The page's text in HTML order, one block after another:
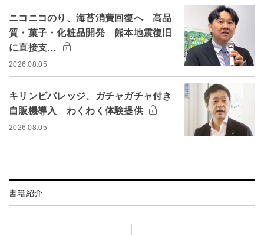
ニコニコのり、海苔消費回復へ 高品
質・菓子・化粧品開発 熊本地震復旧
に直接支…
2026.08.05
キリンビバレッジ、ガチャガチャ付き
自販機導入 わくわく体験提供
2026.08.05
書籍紹介